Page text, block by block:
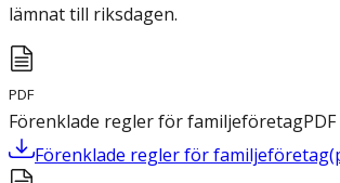
lämnat till riksdagen.
PDF
Förenklade regler för familjeföretagPDF
Förenklade regler för familjeföretag(